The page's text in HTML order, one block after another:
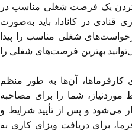
یک فرصت شغلی مناسب در
قنادی در کانادا، باید به‌صورت
شغلی مناسب را پیدا
بهترین فرصت‌های شغلی را
آن‌‌ها به طور منظم
شما را برای مصاحبه
می‌شود و پس از تأیید شرایط و
برای دریافت ویزای کاری به